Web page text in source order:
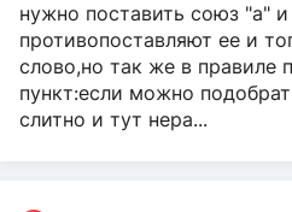
нужно поставить союз "а"
противопоставляют ее и
слово,но так же в правиле
пункт:если можно
слитно и тут нера...